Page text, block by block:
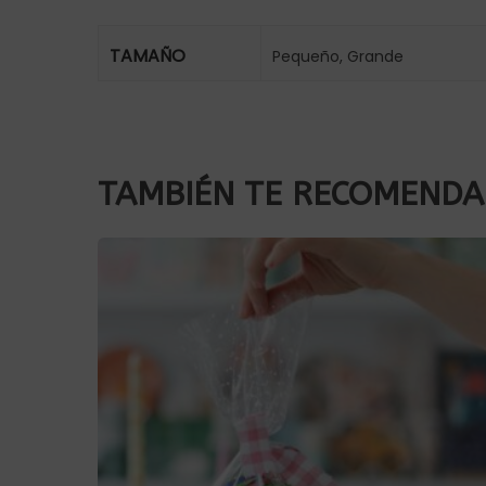
TAMAÑO Pequeño, Grande
TAMBIÉN TE